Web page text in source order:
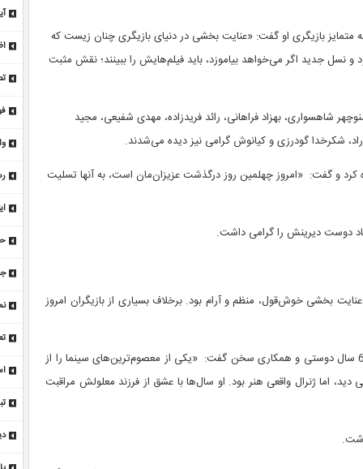
متمایز بازیگری او گفت: «عنایت بخشی در دنیای بازیگری چنان زیست که
نسل جدید اگر می‌خواهد بیاموزد، باید فیلم‌هایش را ببینند؛ نقش مثبت
شاهسواری، بهزاد فراهانی، رائد فریدزاده، مهدی شفیعی، مجید
شکرخدا گودرزی و کیانوش گرامی نیز دیده می‌شدند.
کرد و گفت: «امروز چهلمین روز درگذشت عزیزان‌مان است، به آنها تسلیت
دوست دیرینش را گرامی داشت.
بخشی خوش‌قول، منظم و آرام بود. برخلاف بسیاری از بازیگران امروز
در ادامه، اکبر رحمتی پشت تریبون رفت و با احساسی عمیق از 60 سال دوستی و همکاری سخن گفت: «یکی از معصوم‌ترین‌های سینما را از
اما ژنرال واقعی هنر بود. او سال‌ها با عشق از فرزند معلولش مراقبت